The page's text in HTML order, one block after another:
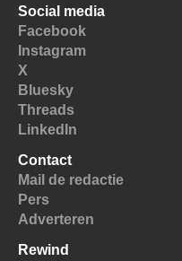
Social media
Facebook
Instagram
X
Bluesky
Threads
LinkedIn
Contact
Mail de redactie
Pers
Adverteren
Rewind